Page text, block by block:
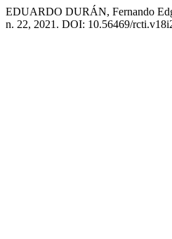
EDUARDO DURÁN, Fernando
n. 22, 2021. DOI: 10.56469/